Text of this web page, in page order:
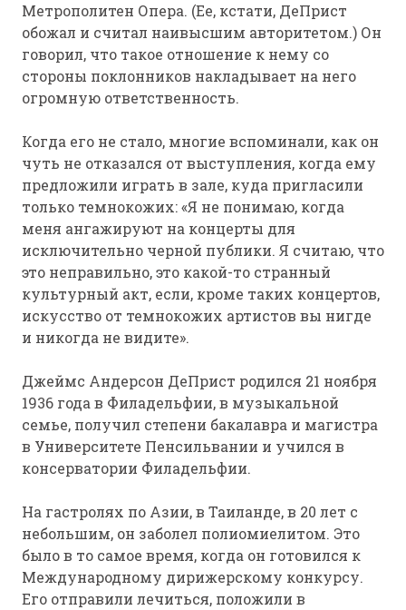
Метрополитен Опера. (Ее, кстати, ДеПрист
обожал и считал наивысшим авторитетом.) Он
говорил, что такое отношение к нему со
стороны поклонников накладывает на него
огромную ответственность.
Когда его не стало, многие вспоминали, как он
чуть не отказался от выступления, когда ему
предложили играть в зале, куда пригласили
только темнокожих: «Я не понимаю, когда
меня ангажируют на концерты для
исключительно черной публики. Я считаю, что
это неправильно, это какой-то странный
культурный акт, если, кроме таких концертов,
искусство от темнокожих артистов вы нигде
и никогда не видите».
Джеймс Андерсон ДеПрист родился 21 ноября
1936 года в Филадельфии, в музыкальной
семье, получил степени бакалавра и магистра
в Университете Пенсильвании и учился в
консерватории Филадельфии.
На гастролях по Азии, в Таиланде, в 20 лет с
небольшим, он заболел полиомиелитом. Это
было в то самое время, когда он готовился к
Международному дирижерскому конкурсу.
Его отправили лечиться, положили в